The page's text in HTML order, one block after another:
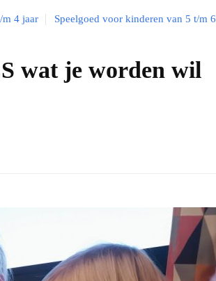
m 4 jaar
Speelgoed voor kinderen van 5 t/m 6
wat je worden wil